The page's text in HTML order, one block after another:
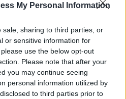
My Personal Information
sale, sharing to third parties, or
or sensitive information for
use the below opt-out
Please note that after your
you may continue seeing
personal information utilized by
to third parties prior to
mivel alvás közben
mentálisan